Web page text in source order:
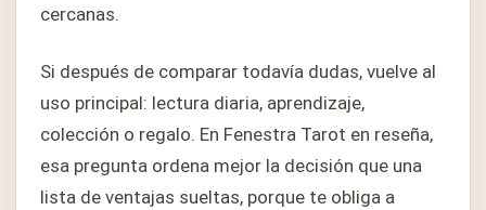
cercanas.
Si después de comparar todavía dudas, vuelve al
uso principal: lectura diaria, aprendizaje,
colección o regalo. En Fenestra Tarot en reseña,
esa pregunta ordena mejor la decisión que una
lista de ventajas sueltas, porque te obliga a